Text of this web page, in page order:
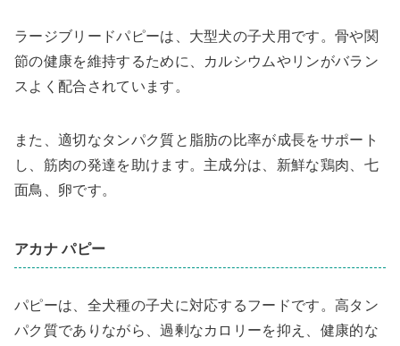
ラージブリードパピーは、大型犬の子犬用です。骨や関
節の健康を維持するために、カルシウムやリンがバラン
スよく配合されています。
また、適切なタンパク質と脂肪の比率が成長をサポート
し、筋肉の発達を助けます。主成分は、新鮮な鶏肉、七
面鳥、卵です。
アカナ パピー
パピーは、全犬種の子犬に対応するフードです。高タン
パク質でありながら、過剰なカロリーを抑え、健康的な